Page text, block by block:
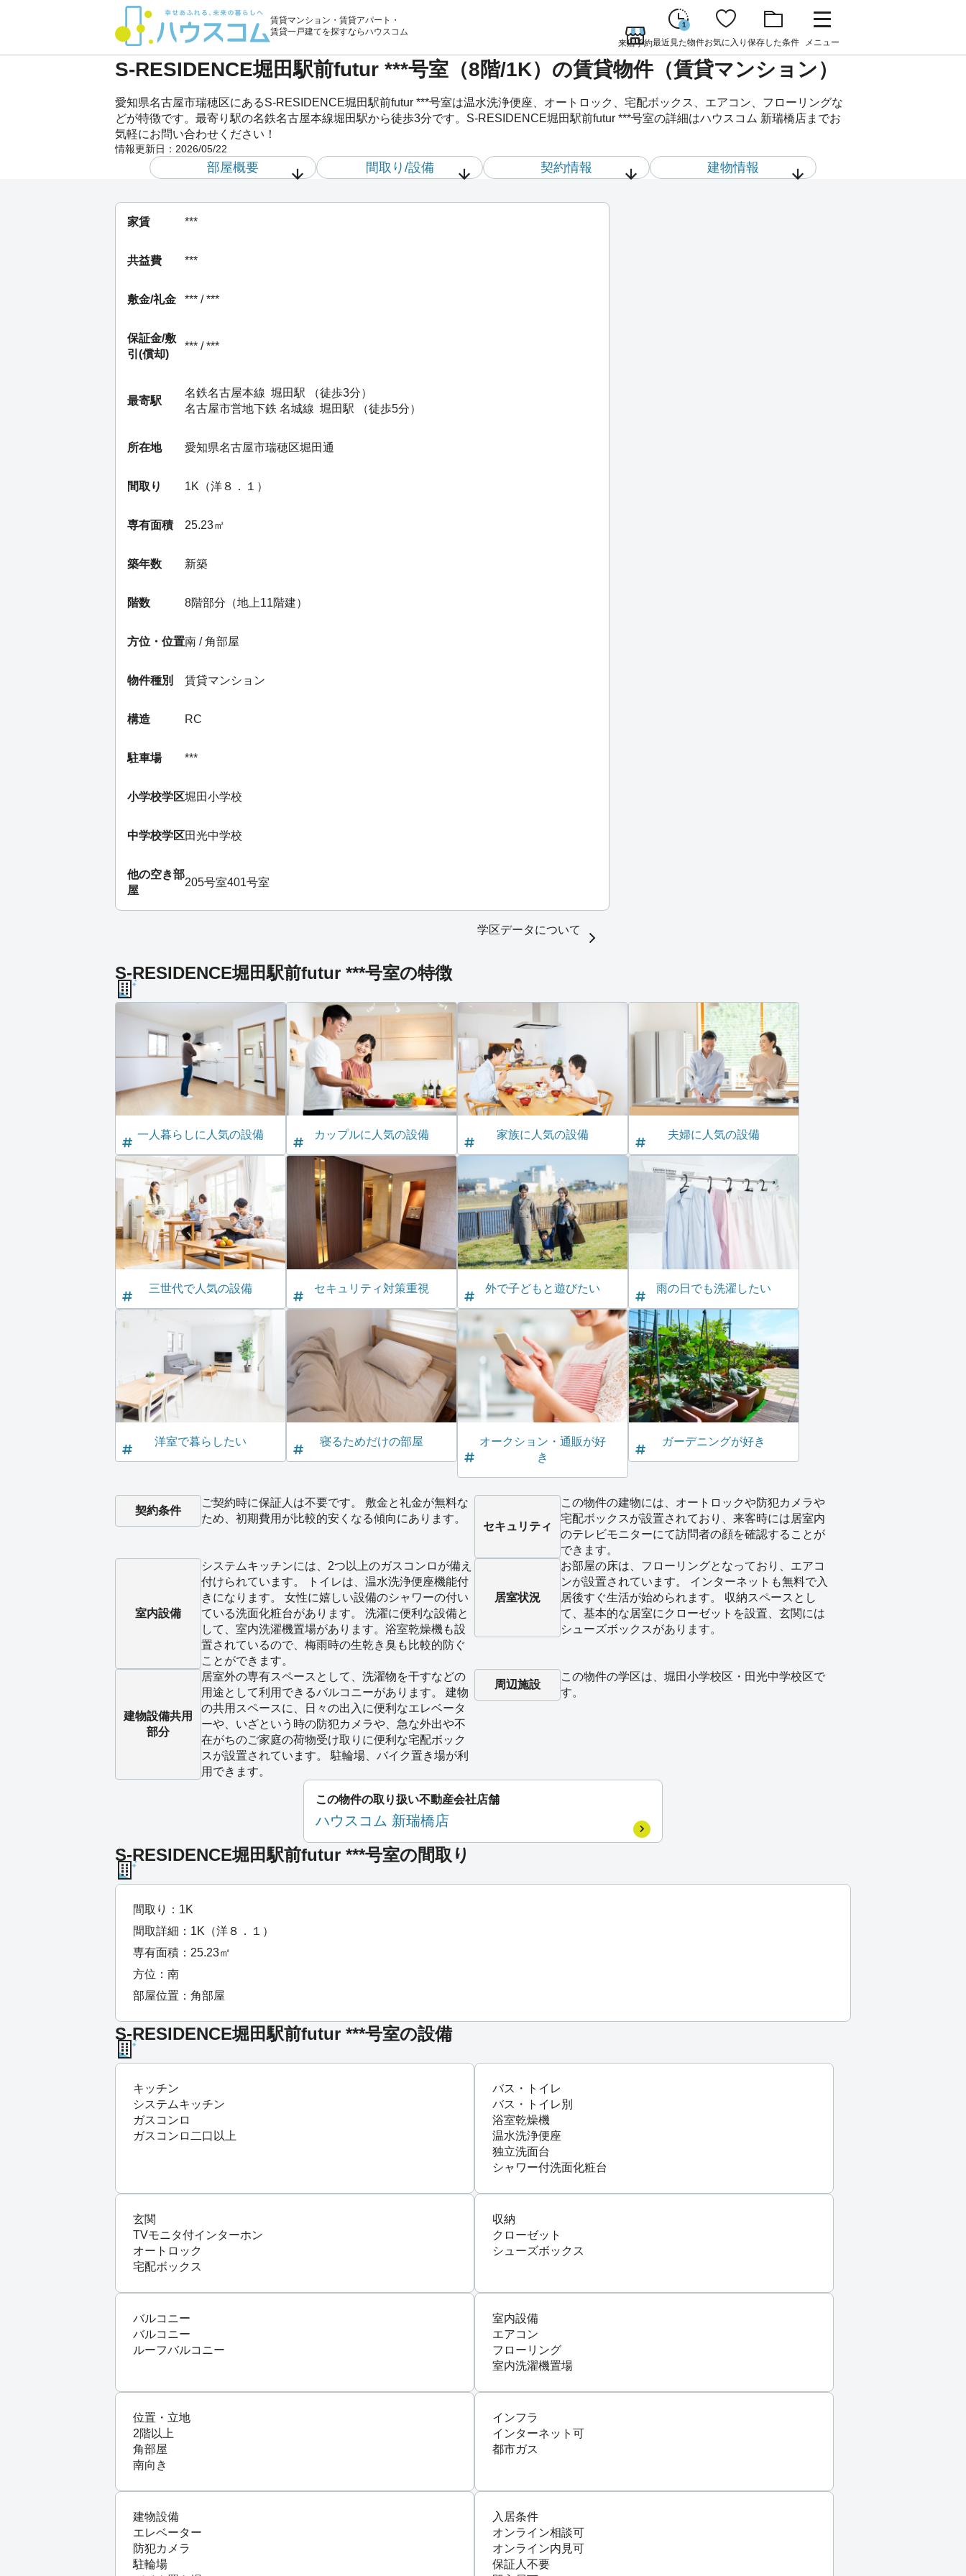
賃貸マンション・賃貸アパート・
賃貸一戸建てを探すならハウスコム
来店予約
1
最近見た物件お気に入り 保存した条件 メニュー
S-RESIDENCE堀田駅前futur ***号室（8階/1K）の賃貸物件（賃貸マンション）
愛知県名古屋市瑞穂区にあるS-RESIDENCE堀田駅前futur ***号室は温水洗浄便座、オートロック、宅配ボックス、エアコン、フローリングな
どが特徴です。最寄り駅の名鉄名古屋本線堀田駅から徒歩3分です。S-RESIDENCE堀田駅前futur ***号室の詳細はハウスコム 新瑞橋店までお
気軽にお問い合わせください！
情報更新日： 2026/05/22
部屋概要 間取り/設備 契約情報 建物情報
家賃 ***
共益費 ***
敷金/礼金 *** / ***
保証金/敷
引(償却)
*** / ***
最寄駅
名鉄名古屋本線 堀田駅 （徒歩3分）
名古屋市営地下鉄 名城線 堀田駅 （徒歩5分）
所在地 愛知県名古屋市瑞穂区堀田通
間取り 1K（洋８．１）
専有面積 25.23㎡
築年数 新築
階数 8階部分（地上11階建）
方位・位置南 / 角部屋
物件種別 賃貸マンション
構造 RC
駐車場 ***
小学校学区堀田小学校
中学校学区田光中学校
他の空き部
屋
205号室401号室
学区データについて
S-RESIDENCE堀田駅前futur ***号室の特徴
一人暮らしに人気の設備 カップルに人気の設備 家族に人気の設備 夫婦に人気の設備
三世代で人気の設備 セキュリティ対策重視 外で子どもと遊びたい 雨の日でも洗濯したい
洋室で暮らしたい 寝るためだけの部屋
オークション・通販が好
き
ガーデニングが好き
契約条件
ご契約時に保証人は不要です。 敷金と礼金が無料な
ため、初期費用が比較的安くなる傾向にあります。
セキュリティ
この物件の建物には、オートロックや防犯カメラや
宅配ボックスが設置されており、来客時には居室内
のテレビモニターにて訪問者の顔を確認することが
できます。
室内設備
システムキッチンには、2つ以上のガスコンロが備え
付けられています。 トイレは、温水洗浄便座機能付
きになります。 女性に嬉しい設備のシャワーの付い
ている洗面化粧台があります。 洗濯に便利な設備と
して、室内洗濯機置場があります。浴室乾燥機も設
置されているので、梅雨時の生乾き臭も比較的防ぐ
ことができます。
居室状況
お部屋の床は、フローリングとなっており、エアコ
ンが設置されています。 インターネットも無料で入
居後すぐ生活が始められます。 収納スペースとし
て、基本的な居室にクローゼットを設置、玄関には
シューズボックスがあります。
建物設備共用
部分
居室外の専有スペースとして、洗濯物を干すなどの
用途として利用できるバルコニーがあります。 建物
の共用スペースに、日々の出入に便利なエレベータ
ーや、いざという時の防犯カメラや、急な外出や不
在がちのご家庭の荷物受け取りに便利な宅配ボック
スが設置されています。 駐輪場、バイク置き場が利
用できます。
周辺施設
この物件の学区は、堀田小学校区・田光中学校区で
す。
この物件の取り扱い不動産会社店舗
ハウスコム 新瑞橋店
S-RESIDENCE堀田駅前futur ***号室の間取り
間取り：1K
間取詳細：1K（洋８．１）
専有面積：25.23㎡
方位：南
部屋位置：角部屋
S-RESIDENCE堀田駅前futur ***号室の設備
キッチン
システムキッチン
ガスコンロ
ガスコンロ二口以上
バス・トイレ
バス・トイレ別
浴室乾燥機
温水洗浄便座
独立洗面台
シャワー付洗面化粧台
玄関
TVモニタ付インターホン
オートロック
宅配ボックス
収納
クローゼット
シューズボックス
バルコニー
バルコニー
ルーフバルコニー
室内設備
エアコン
フローリング
室内洗濯機置場
位置・立地
2階以上
角部屋
南向き
インフラ
インターネット可
都市ガス
建物設備
エレベーター
防犯カメラ
駐輪場
入居条件
オンライン相談可
オンライン内見可
保証人不要